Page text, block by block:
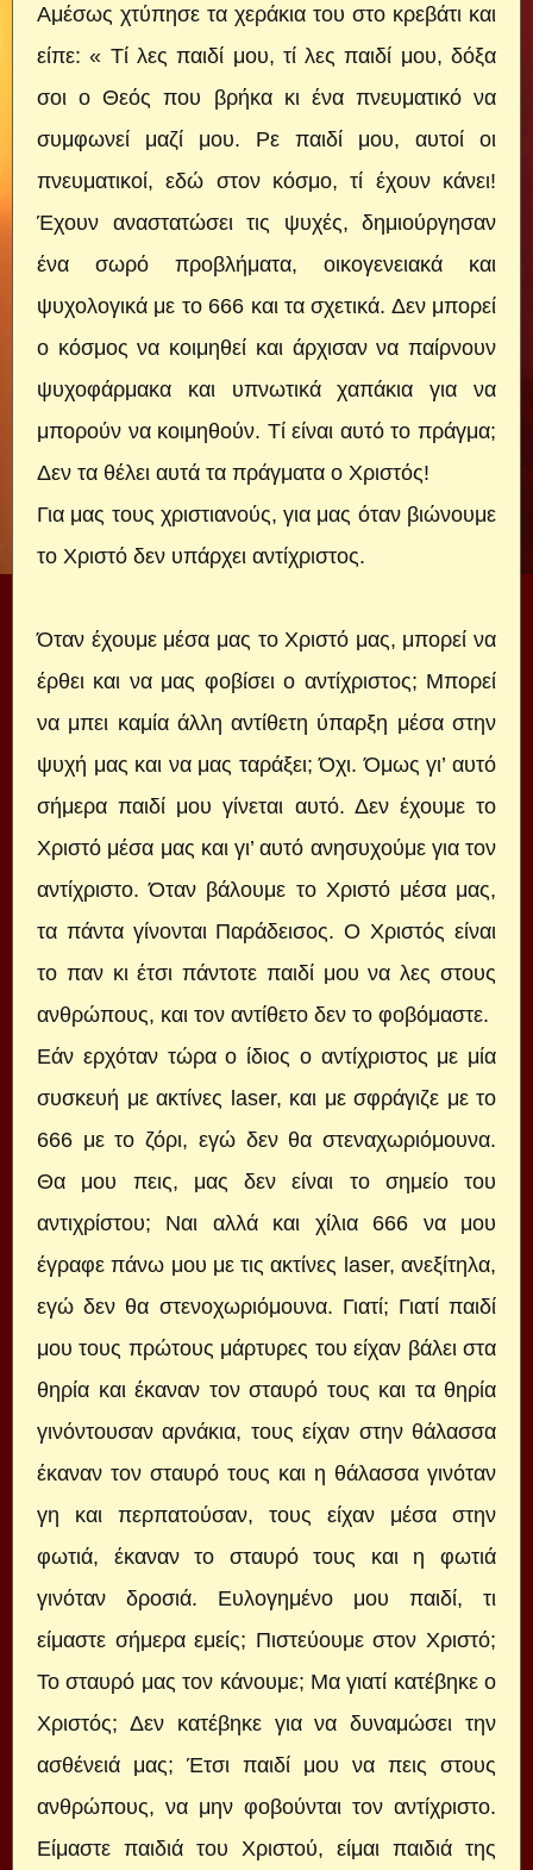
Αμέσως χτύπησε τα χεράκια του στο κρεβάτι και
είπε: « Τί λες παιδί μου, τί λες παιδί μου, δόξα
σοι ο Θεός που βρήκα κι ένα πνευματικό να
συμφωνεί μαζί μου. Ρε παιδί μου, αυτοί οι
πνευματικοί, εδώ στον κόσμο, τί έχουν κάνει!
Έχουν αναστατώσει τις ψυχές, δημιούργησαν
ένα σωρό προβλήματα, οικογενειακά και
ψυχολογικά με το 666 και τα σχετικά. Δεν μπορεί
ο κόσμος να κοιμηθεί και άρχισαν να παίρνουν
ψυχοφάρμακα και υπνωτικά χαπάκια για να
μπορούν να κοιμηθούν. Τί είναι αυτό το πράγμα;
Δεν τα θέλει αυτά τα πράγματα ο Χριστός!
Για μας τους χριστιανούς, για μας όταν βιώνουμε
το Χριστό δεν υπάρχει αντίχριστος.
Όταν έχουμε μέσα μας το Χριστό μας, μπορεί να
έρθει και να μας φοβίσει ο αντίχριστος; Μπορεί
να μπει καμία άλλη αντίθετη ύπαρξη μέσα στην
ψυχή μας και να μας ταράξει; Όχι. Όμως γι’ αυτό
σήμερα παιδί μου γίνεται αυτό. Δεν έχουμε το
Χριστό μέσα μας και γι’ αυτό ανησυχούμε για τον
αντίχριστο. Όταν βάλουμε το Χριστό μέσα μας,
τα πάντα γίνονται Παράδεισος. Ο Χριστός είναι
το παν κι έτσι πάντοτε παιδί μου να λες στους
ανθρώπους, και τον αντίθετο δεν το φοβόμαστε.
Εάν ερχόταν τώρα ο ίδιος ο αντίχριστος με μία
συσκευή με ακτίνες laser, και με σφράγιζε με το
666 με το ζόρι, εγώ δεν θα στεναχωριόμουνα.
Θα μου πεις, μας δεν είναι το σημείο του
αντιχρίστου; Ναι αλλά και χίλια 666 να μου
έγραφε πάνω μου με τις ακτίνες laser, ανεξίτηλα,
εγώ δεν θα στενοχωριόμουνα. Γιατί; Γιατί παιδί
μου τους πρώτους μάρτυρες του είχαν βάλει στα
θηρία και έκαναν τον σταυρό τους και τα θηρία
γινόντουσαν αρνάκια, τους είχαν στην θάλασσα
έκαναν τον σταυρό τους και η θάλασσα γινόταν
γη και περπατούσαν, τους είχαν μέσα στην
φωτιά, έκαναν το σταυρό τους και η φωτιά
γινόταν δροσιά. Ευλογημένο μου παιδί, τι
είμαστε σήμερα εμείς; Πιστεύουμε στον Χριστό;
Το σταυρό μας τον κάνουμε; Μα γιατί κατέβηκε ο
Χριστός; Δεν κατέβηκε για να δυναμώσει την
ασθένειά μας; Έτσι παιδί μου να πεις στους
ανθρώπους, να μην φοβούνται τον αντίχριστο.
Είμαστε παιδιά του Χριστού, είμαι παιδιά της